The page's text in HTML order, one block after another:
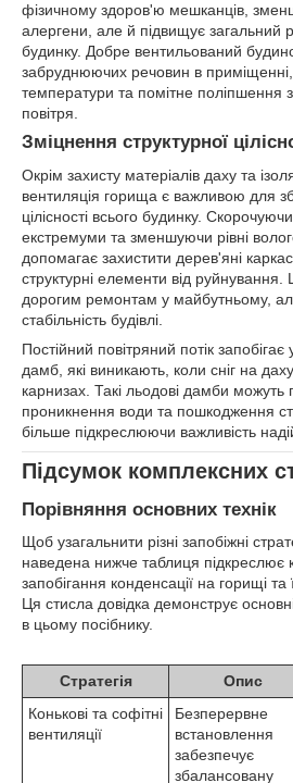
фізичному здоров'ю мешканців,
алергени, але й підвищує загальний
будинку. Добре вентильований
забруднюючих речовин в
температури та помітне поліпшення
повітря.
Зміцнення структурної
Окрім захисту матеріалів даху та
вентиляція горища є важливою для
цілісності всього будинку.
екстремуми та зменшуючи рівні
допомагає захистити дерев'яні
структурні елементи від руйнування.
дорогим ремонтам у майбутньому,
стабільність будівлі.
Постійний повітряний потік
дамб, які виникають, коли сніг на
карнизах. Такі льодові дамби можуть
проникнення води та пошкодження
більше підкреслюючи важливість
Підсумок комплексних
Порівняння основних технік
Щоб узагальнити різні запобіжні
наведена нижче таблиця підкреслює
запобігання конденсації на горищі та
Ця стисла довідка демонструє
в цьому посібнику.
Стратегія Опис
Конькові та софітні
вентиляції
Безперервне
встановлення
забезпечує
збалансовану